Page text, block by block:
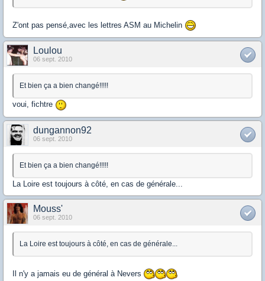
Z'ont pas pensé,avec les lettres ASM au Michelin
Loulou
06 sept. 2010
Et bien ça a bien changé!!!!!
voui, fichtre
dungannon92
06 sept. 2010
Et bien ça a bien changé!!!!!
La Loire est toujours à côté, en cas de générale...
Mouss'
06 sept. 2010
La Loire est toujours à côté, en cas de générale...
Il n'y a jamais eu de général à Nevers